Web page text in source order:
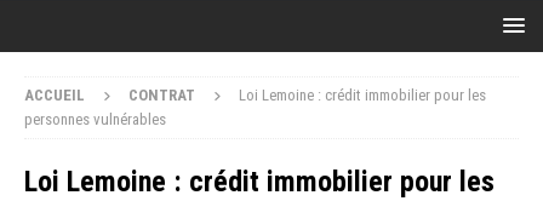
ACCUEIL CONTRAT
Loi Lemoine : crédit immobilier pour les
personnes vulnérables
Loi Lemoine : crédit immobilier pour les